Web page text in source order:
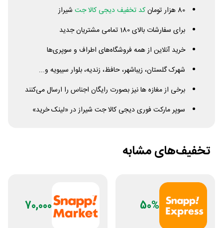
80 هزار تومان کد تخفیف دیجی کالا جت شیراز
برای سفارشات بالای 180 تمامی مشتریان جدید
خرید آنلاین از همه فروشگاه‌های اطراف و سوپری‌ها
شهرک گلستان، زیباشهر، حافظ، زندیه، بلوار سیبویه و...
برخی از مغازه ها نیز بصورت رایگان اجناس را ارسال می‌کنند
سوپر مارکت فوری دیجی کالا جت شیراز در «لینک خرید»
تخفیف‌های مشابه
50%
70,000